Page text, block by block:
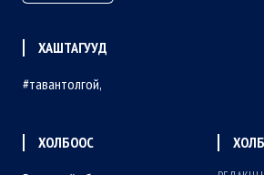
ХАШТАГУУД
тавантолгой
ХОЛБООС